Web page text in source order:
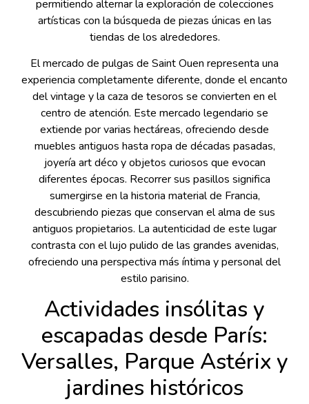
permitiendo alternar la exploración de colecciones
artísticas con la búsqueda de piezas únicas en las
tiendas de los alrededores.
El mercado de pulgas de Saint Ouen representa una
experiencia completamente diferente, donde el encanto
del vintage y la caza de tesoros se convierten en el
centro de atención. Este mercado legendario se
extiende por varias hectáreas, ofreciendo desde
muebles antiguos hasta ropa de décadas pasadas,
joyería art déco y objetos curiosos que evocan
diferentes épocas. Recorrer sus pasillos significa
sumergirse en la historia material de Francia,
descubriendo piezas que conservan el alma de sus
antiguos propietarios. La autenticidad de este lugar
contrasta con el lujo pulido de las grandes avenidas,
ofreciendo una perspectiva más íntima y personal del
estilo parisino.
Actividades insólitas y
escapadas desde París:
Versalles, Parque Astérix y
jardines históricos